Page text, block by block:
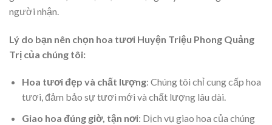
người nhận.
Lý do bạn nên chọn hoa tươi Huyện Triệu Phong Quảng
Trị của chúng tôi:
Hoa tươi đẹp và chất lượng: Chúng tôi chỉ cung cấp hoa
tươi, đảm bảo sự tươi mới và chất lượng lâu dài.
Giao hoa đúng giờ, tận nơi: Dịch vụ giao hoa của chúng